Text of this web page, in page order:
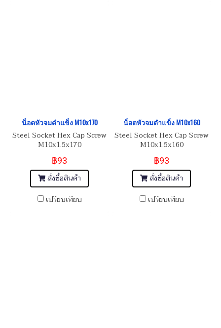
น็อตหัวจมดำแข็ง M10x170
Steel Socket Hex Cap Screw
M10x1.5x170
฿93
สั่งซื้อสินค้า
เปรียบเทียบ
น็อตหัวจมดำแข็ง M10x160
Steel Socket Hex Cap Screw
M10x1.5x160
฿93
สั่งซื้อสินค้า
เปรียบเทียบ